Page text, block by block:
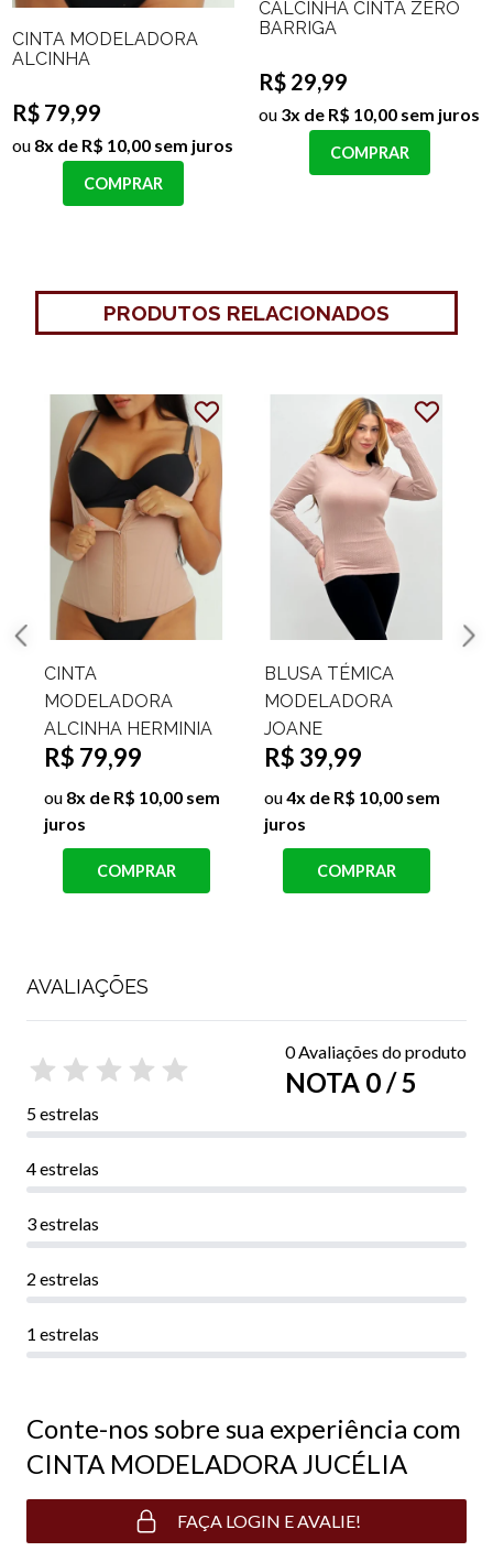
CINTA MODELADORA
ALCINHA
R$ 79,99
ou 8x de R$ 10,00 sem juros
COMPRAR
CALCINHA CINTA ZERO
BARRIGA
R$ 29,99
ou 3x de R$ 10,00 sem juros
COMPRAR
PRODUTOS RELACIONADOS
CINTA
MODELADORA
ALCINHA HERMINIA
R$ 79,99
ou 8x de R$ 10,00 sem
juros
COMPRAR
BLUSA TÉMICA
MODELADORA
JOANE
R$ 39,99
ou4x de R$ 10,00 sem
juros
COMPRAR
AVALIAÇÕES
0 Avaliações do produto
NOTA 0 / 5
5 estrelas
4 estrelas
3 estrelas
2 estrelas
1 estrelas
Conte-nos sobre sua experiência com
CINTA MODELADORA JUCÉLIA
FAÇA LOGIN E AVALIE!